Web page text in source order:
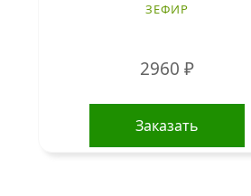
ЗЕФИР
2960 ₽
Заказать